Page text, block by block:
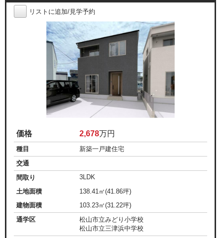
リストに追加/見学予約
価格 2,678万円
種目
新築一戸建住宅
交通
間取り
3LDK
土地面積
138.41㎡(41.86坪)
建物面積
103.23㎡(31.22坪)
通学区
松山市立みどり小学校
松山市立三津浜中学校